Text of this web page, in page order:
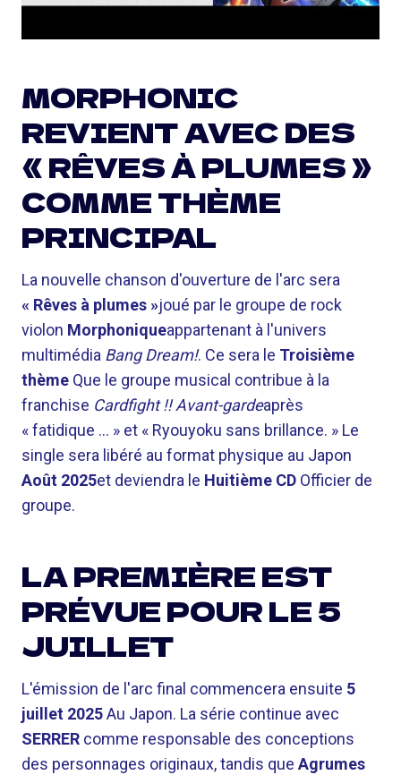
MORPHONIC
REVIENT AVEC DES
« RÊVES À PLUMES »
COMME THÈME
PRINCIPAL
La nouvelle chanson d'ouverture de l'arc sera
« Rêves à plumes »joué par le groupe de rock
violon Morphoniqueappartenant à l'univers
multimédia Bang Dream!. Ce sera le Troisième
thème Que le groupe musical contribue à la
franchise Cardfight !! Avant-gardeaprès
« fatidique … » et « Ryouyoku sans brillance. » Le
single sera libéré au format physique au Japon
Août 2025et deviendra le Huitième CD Officier de
groupe.
LA PREMIÈRE EST
PRÉVUE POUR LE 5
JUILLET
L'émission de l'arc final commencera ensuite 5
juillet 2025Au Japon. La série continue avec
SERRER comme responsable des conceptions
des personnages originaux, tandis que Agrumes